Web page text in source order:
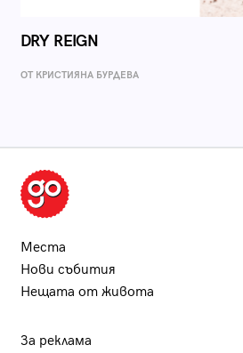
DRY REIGN
ОТ КРИСТИЯНА БУРДЕВА
Места
Нови събития
Нещата от живота
За реклама